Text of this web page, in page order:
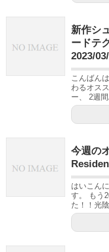
新作シ
ードテ
2023/
こんばん
わるオス
ー、 2週
今週の
はいこん
す。 もう
た！！光